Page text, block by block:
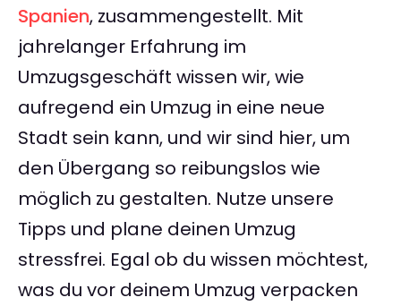
Spanien, zusammengestellt. Mit
jahrelanger Erfahrung im
Umzugsgeschäft wissen wir, wie
aufregend ein Umzug in eine neue
Stadt sein kann, und wir sind hier, um
den Übergang so reibungslos wie
möglich zu gestalten. Nutze unsere
Tipps und plane deinen Umzug
stressfrei. Egal ob du wissen möchtest,
was du vor deinem Umzug verpacken